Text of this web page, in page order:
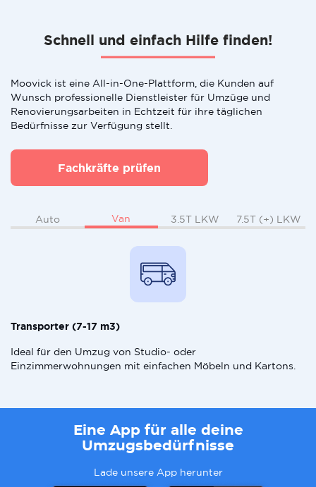
Schnell und einfach Hilfe finden!
Moovick ist eine All-in-One-Plattform, die Kunden auf
Wunsch professionelle Dienstleister für Umzüge und
Renovierungsarbeiten in Echtzeit für ihre täglichen
Bedürfnisse zur Verfügung stellt.
Fachkräfte prüfen
Auto Van 3.5T LKW 7.5T (+) LKW
Transporter (7-17 m3)
Ideal für den Umzug von Studio- oder
Einzimmerwohnungen mit einfachen Möbeln und Kartons.
Eine App für alle deine
Umzugsbedürfnisse
Lade unsere App herunter